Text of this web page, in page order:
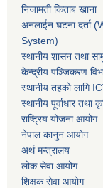
निजामती किताब खाना
अनलाईन घटना
System)
स्थानीय शासन तथा
केन्द्रीय पञ्जिकरण
स्थानीय तहको लागि
स्थानीय पूर्वाधार तथा
राष्ट्रिय योजना आयोग
नेपाल कानुन आयोग
अर्थ मन्त्रालय
लोक सेवा आयोग
शिक्षक सेवा आयोग